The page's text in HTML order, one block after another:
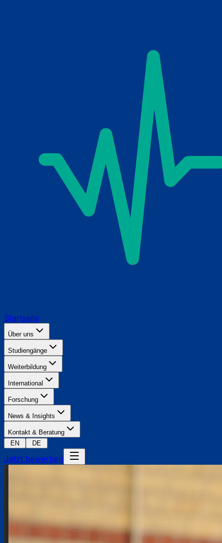
Startseite
Über uns
Studiengänge
Weiterbildung
International
Forschung
News & Insights
Kontakt & Beratung
EN
DE
Jetzt bewerben